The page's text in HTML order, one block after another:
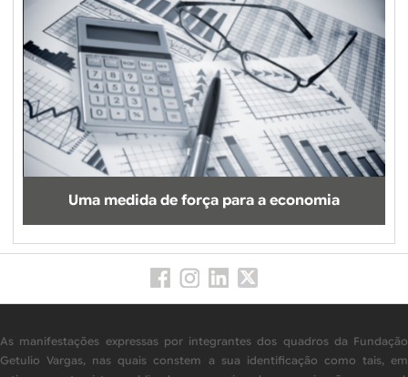
Uma medida de força para a economia
As manifestações expressas por integrantes dos quadros da Fundação
Getulio Vargas, nas quais constem a sua identificação como tais, em